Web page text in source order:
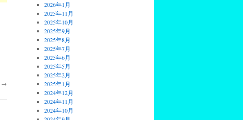
→
2026年1月
2025年11月
2025年10月
2025年9月
2025年8月
2025年7月
2025年6月
2025年5月
2025年2月
2025年1月
2024年12月
2024年11月
2024年10月